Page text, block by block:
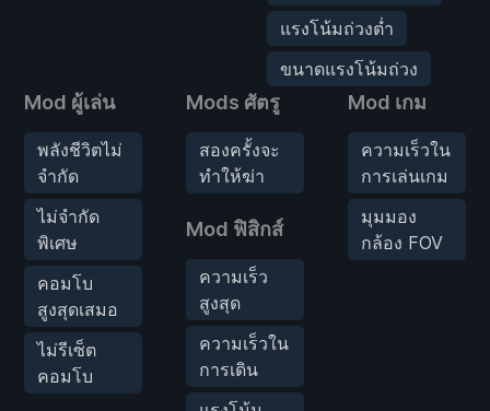
แรงโน้มถ่วงต่ำ
ขนาดแรงโน้มถ่วง
Mod ผู้เล่น
พลังชีวิตไม่
จำกัด
ไม่จำกัด
พิเศษ
คอมโบ
สูงสุดเสมอ
ไม่รีเซ็ต
คอมโบ
Mods ศัตรู
สองครั้งจะ
ทำให้ฆ่า
Mod ฟิสิกส์
ความเร็ว
สูงสุด
ความเร็วใน
การเดิน
Mod เกม
ความเร็วใน
การเล่นเกม
มุมมอง
กล้อง FOV